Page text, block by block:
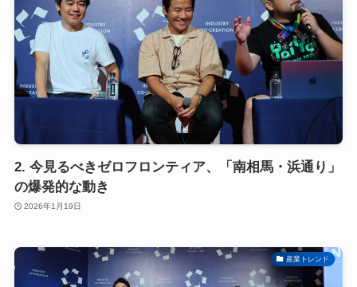
2. 今見るべきゼロフロンティア、「南相馬・浜通り」
の爆発的な動き
2026年1月19日
産業トレンド